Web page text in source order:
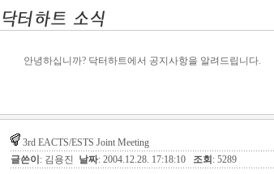
안녕하십니까? 닥터하트에서 공지사항을 알려드립니다.
3rd EACTS/ESTS Joint Meeting
글쓴이 : 김용진 날짜: 2004.12.28. 17:18:10 조회 : 5289